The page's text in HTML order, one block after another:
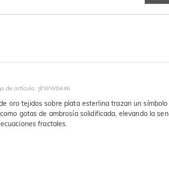
de artículo: JEWW0446
oro tejidos sobre plata esterlina trazan un
gotas de ambrosía solidificada, elevando la
fractales.